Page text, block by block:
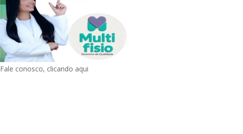
Fale conosco, clicando aqui